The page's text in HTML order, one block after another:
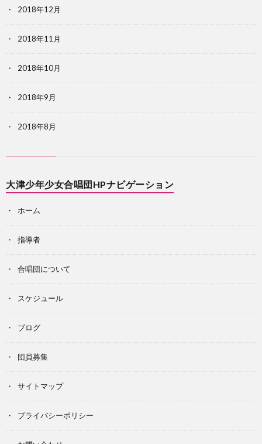
2018年12月
2018年11月
2018年10月
2018年9月
2018年8月
大津少年少女合唱団HPナビゲーション
ホーム
指導者
合唱団について
スケジュール
ブログ
団員募集
サイトマップ
プライバシーポリシー